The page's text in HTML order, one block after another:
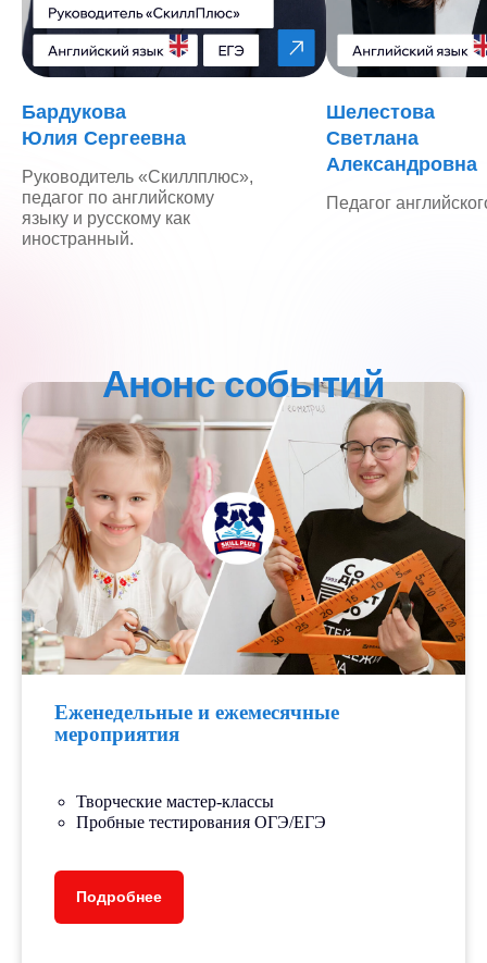
Бардукова
Юлия Сергеевна
Руководитель «Скиллплюс»,
педагог по английскому
языку и русскому как
иностранный.
Шелестова
Светлана
Александровна
Педагог
Еженедельные и ежемесячные
мероприятия
Творческие мастер-классы
Пробные тестирования ОГЭ/ЕГЭ
Подробнее